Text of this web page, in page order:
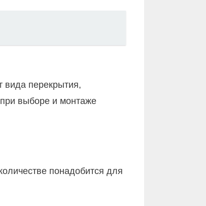
вида перекрытия,
выборе и монтаже
понадобится для